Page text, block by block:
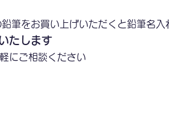
筆をお買い上げいただくと鉛筆名入
たします
にご相談ください